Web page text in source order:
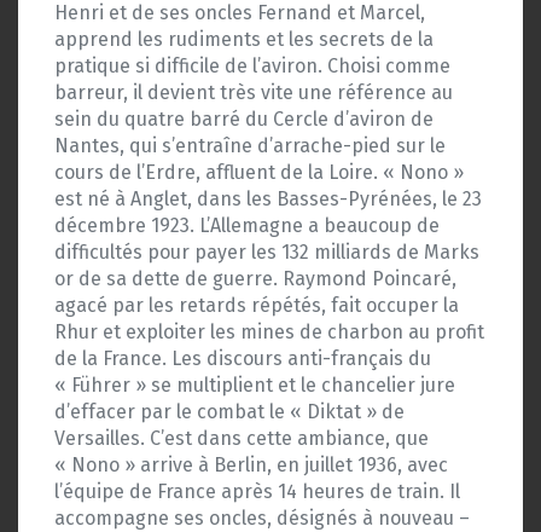
Henri et de ses oncles Fernand et Marcel,
apprend les rudiments et les secrets de la
pratique si difficile de l’aviron. Choisi comme
barreur, il devient très vite une référence au
sein du quatre barré du Cercle d’aviron de
Nantes, qui s’entraîne d’arrache-pied sur le
cours de l’Erdre, affluent de la Loire. « Nono »
est né à Anglet, dans les Basses-Pyrénées, le 23
décembre 1923. L’Allemagne a beaucoup de
difficultés pour payer les 132 milliards de Marks
or de sa dette de guerre. Raymond Poincaré,
agacé par les retards répétés, fait occuper la
Rhur et exploiter les mines de charbon au profit
de la France. Les discours anti-français du
« Führer » se multiplient et le chancelier jure
d’effacer par le combat le « Diktat » de
Versailles. C’est dans cette ambiance, que
« Nono » arrive à Berlin, en juillet 1936, avec
l’équipe de France après 14 heures de train. Il
accompagne ses oncles, désignés à nouveau –